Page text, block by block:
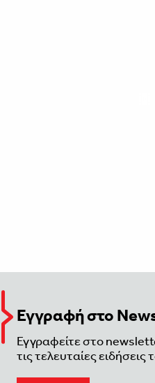
Εγγραφή στο
Εγγραφείτε στο
τις τελευταίες ειδήσεις